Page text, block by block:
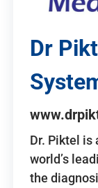
Dr
Dr. Piktel is
world’s
the